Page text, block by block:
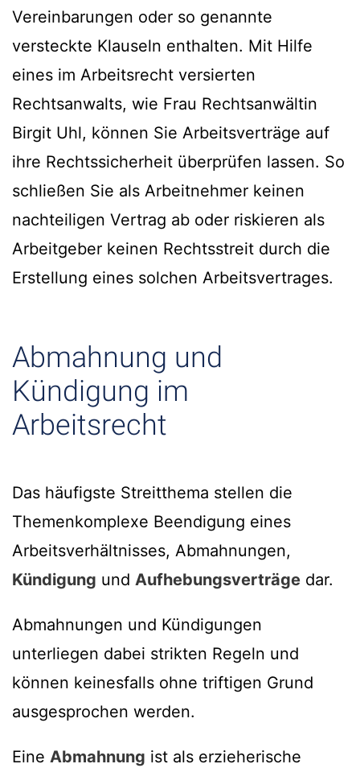
Vereinbarungen oder so genannte
versteckte Klauseln enthalten. Mit Hilfe
eines im Arbeitsrecht versierten
Rechtsanwalts, wie Frau Rechtsanwältin
Birgit Uhl, können Sie Arbeitsverträge auf
ihre Rechtssicherheit überprüfen lassen. So
schließen Sie als Arbeitnehmer keinen
nachteiligen Vertrag ab oder riskieren als
Arbeitgeber keinen Rechtsstreit durch die
Erstellung eines solchen Arbeitsvertrages.
Abmahnung und
Kündigung im
Arbeitsrecht
Das häufigste Streitthema stellen die
Themenkomplexe Beendigung eines
Arbeitsverhältnisses, Abmahnungen,
Kündigung und Aufhebungsverträge dar.
Abmahnungen und Kündigungen
unterliegen dabei strikten Regeln und
können keinesfalls ohne triftigen Grund
ausgesprochen werden.
Eine Abmahnung ist als erzieherische